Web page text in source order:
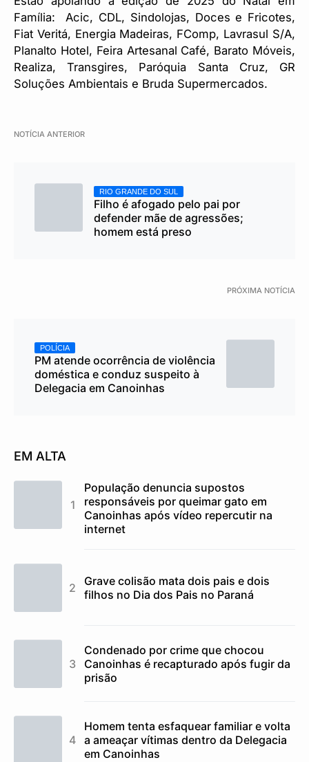
Família: Acic, CDL, Sindolojas, Doces e Fricotes,
Fiat Veritá, Energia Madeiras, FComp, Lavrasul S/A,
Planalto Hotel, Feira Artesanal Café, Barato Móveis,
Realiza, Transgires, Paróquia Santa Cruz, GR
Soluções Ambientais e Bruda Supermercados.
NOTÍCIA ANTERIOR
RIO GRANDE DO SUL
Filho é afogado pelo pai por
defender mãe de agressões;
homem está preso
PRÓXIMA NOTÍCIA
POLÍCIA
PM atende ocorrência de violência
doméstica e conduz suspeito à
Delegacia em Canoinhas
EM ALTA
População denuncia supostos
responsáveis por queimar gato em
Canoinhas após vídeo repercutir na
internet
Grave colisão mata dois pais e dois
filhos no Dia dos Pais no Paraná
Condenado por crime que chocou
Canoinhas é recapturado após fugir da
prisão
Homem tenta esfaquear familiar e volta
a ameaçar vítimas dentro da Delegacia
em Canoinhas